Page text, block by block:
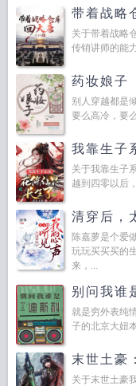
带着战略
关于带着战略
传销讲师的能
药妆娘子
别人穿越都是
要么高冷，要
我靠生子
关于我靠生子
越到四零以后
清穿后，
陈嘉萝是个爱
玩玩买买买的
来，...
别问我谁
就是穷外表纯
子的北京大妞
末世土豪
关于末世土豪